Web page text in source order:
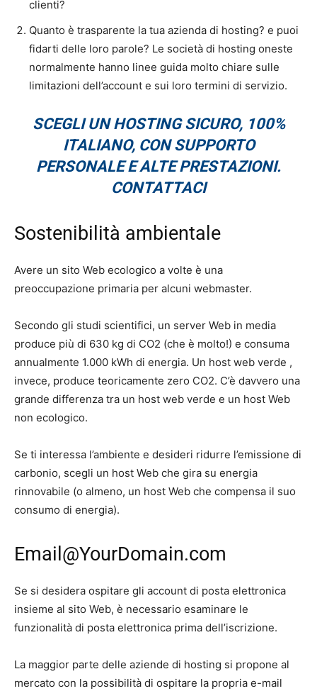
clienti?
Quanto è trasparente la tua azienda di hosting? e puoi
fidarti delle loro parole? Le società di hosting oneste
normalmente hanno linee guida molto chiare sulle
limitazioni dell’account e sui loro termini di servizio.
SCEGLI UN HOSTING SICURO, 100%
ITALIANO, CON SUPPORTO
PERSONALE E ALTE PRESTAZIONI.
CONTATTACI
Sostenibilità ambientale
Avere un sito Web ecologico a volte è una
preoccupazione primaria per alcuni webmaster.
Secondo gli studi scientifici, un server Web in media
produce più di 630 kg di CO2 (che è molto!) e consuma
annualmente 1.000 kWh di energia. Un host web verde ,
invece, produce teoricamente zero CO2. C’è davvero una
grande differenza tra un host web verde e un host Web
non ecologico.
Se ti interessa l’ambiente e desideri ridurre l’emissione di
carbonio, scegli un host Web che gira su energia
rinnovabile (o almeno, un host Web che compensa il suo
consumo di energia).
Email@YourDomain.com
Se si desidera ospitare gli account di posta elettronica
insieme al sito Web, è necessario esaminare le
funzionalità di posta elettronica prima dell’iscrizione.
La maggior parte delle aziende di hosting si propone al
mercato con la possibilità di ospitare la propria e-mail